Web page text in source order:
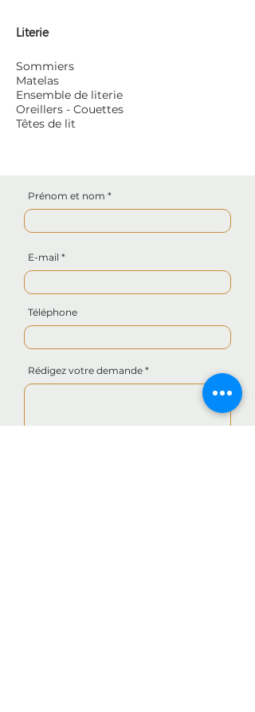
Literie
Sommiers
Matelas
Ensemble de literie
Oreillers - Couettes
Têtes de lit
Prénom et nom
E-mail
Téléphone
Rédigez votre demande